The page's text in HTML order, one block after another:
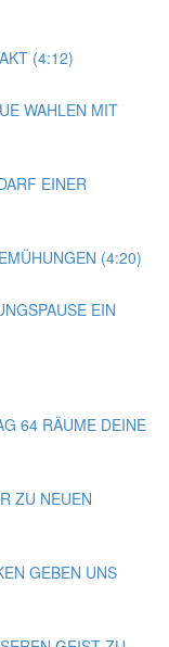
(4:12)
WAHLEN MIT
EINER
(4:20)
EIN
64 RÄUME DEINE
ZU NEUEN
GEBEN UNS